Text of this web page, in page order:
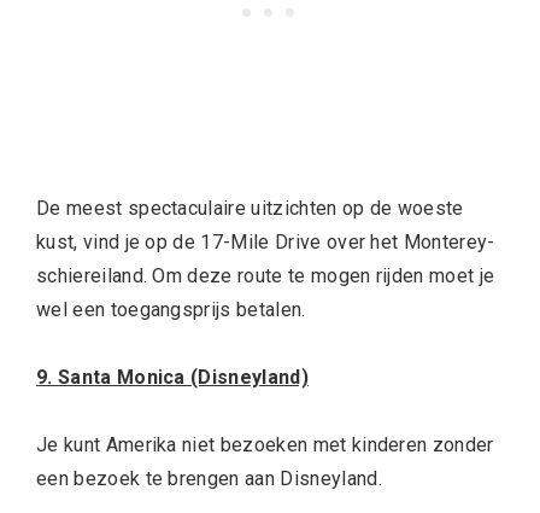
De meest spectaculaire uitzichten op de woeste
kust, vind je op de 17-Mile Drive over het Monterey-
schiereiland. Om deze route te mogen rijden moet je
wel een toegangsprijs betalen.
9. Santa Monica (Disneyland)
Je kunt Amerika niet bezoeken met kinderen zonder
een bezoek te brengen aan Disneyland.